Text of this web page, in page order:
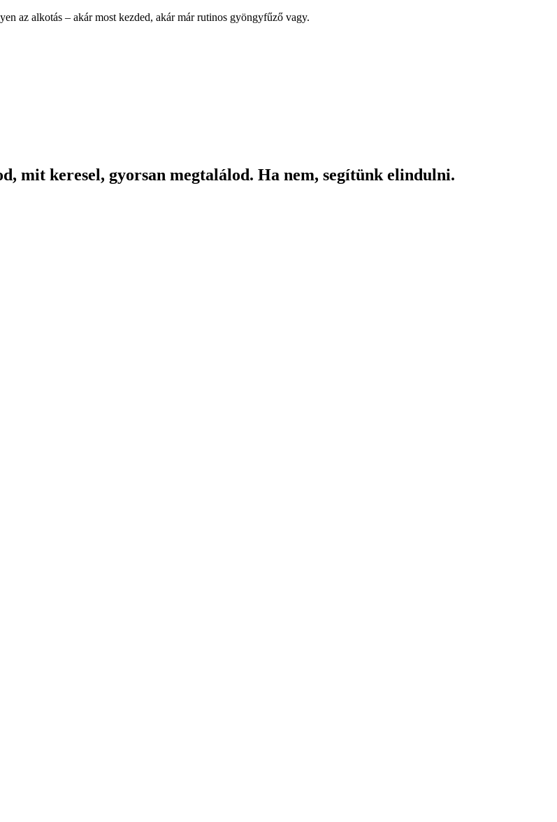
az alkotás – akár most kezded, akár már rutinos gyöngyfűző vagy.
mit keresel, gyorsan megtalálod. Ha nem, segítünk elindulni.